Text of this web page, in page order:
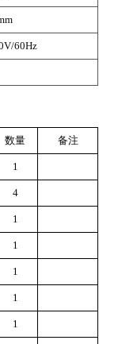
60Hz
数量 备注
1
4
1
1
1
1
1